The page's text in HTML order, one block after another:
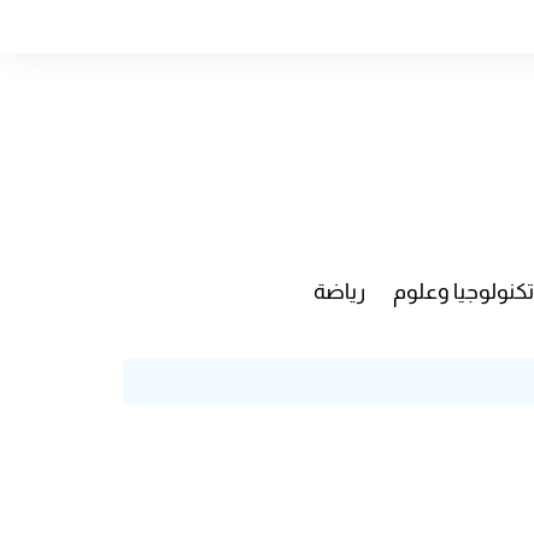
تكنولوجيا وعلوم رياضة